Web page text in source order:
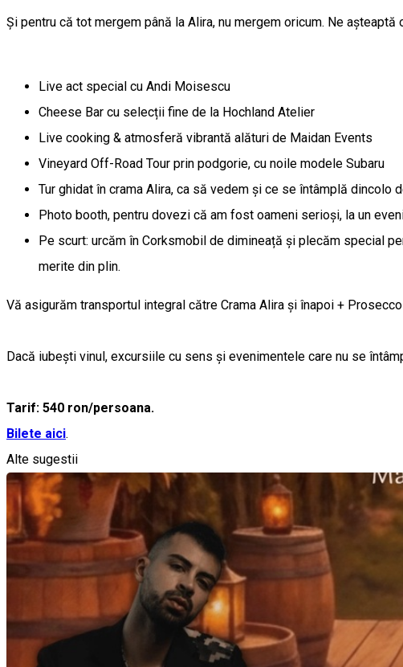
Și pentru că tot mergem până la Alira, nu mergem oricum. Ne
Live act special cu Andi Moisescu
Cheese Bar cu selecții fine de la Hochland Atelier
Live cooking & atmosferă vibrantă alături de Maidan Events
Vineyard Off-Road Tour prin podgorie, cu noile modele Subaru
Tur ghidat în crama Alira, ca să vedem și ce se întâmplă dincolo
Photo booth, pentru dovezi că am fost oameni serioși, la un
Pe scurt: urcăm în Corksmobil de dimineață și plecăm special
merite din plin.
Vă asigurăm transportul integral către Crama Alira și înapoi +
Dacă iubești vinul, excursiile cu sens și evenimentele care nu se
Tarif: 540 ron/persoana.
Bilete aici.
Alte sugestii